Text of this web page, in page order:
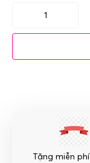
Mã
HDG
cao
Tặng miễn